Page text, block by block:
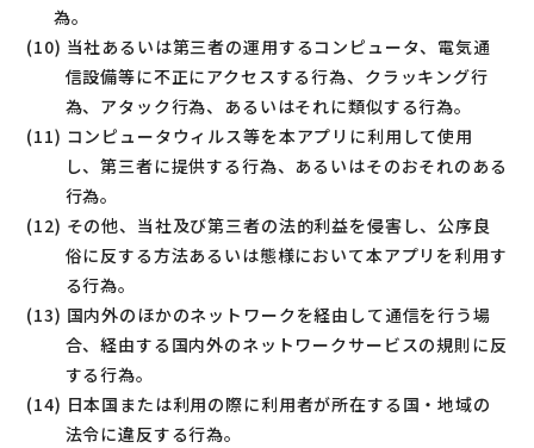
為。
(10) 当社あるいは第三者の運用するコンピュータ、電気通
信設備等に不正にアクセスする行為、クラッキング行
為、アタック行為、あるいはそれに類似する行為。
(11) コンピュータウィルス等を本アプリに利用して使用
し、第三者に提供する行為、あるいはそのおそれのある
行為。
(12) その他、当社及び第三者の法的利益を侵害し、公序良
俗に反する方法あるいは態様において本アプリを利用す
る行為。
(13) 国内外のほかのネットワークを経由して通信を行う場
合、経由する国内外のネットワークサービスの規則に反
する行為。
(14) 日本国または利用の際に利用者が所在する国・地域の
法令に違反する行為。